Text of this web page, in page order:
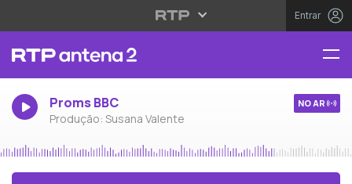
Entrar
Proms BBC
Produção: Susana Valente
NO AR